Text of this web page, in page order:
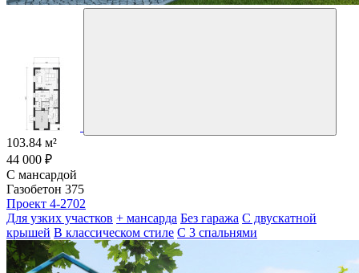
103.84 м²
44 000 ₽
С мансардой
Газобетон 375
Проект 4-2702
Для узких участков + мансарда Без гаража С двускатной
крышей В классическом стиле С 3 спальнями